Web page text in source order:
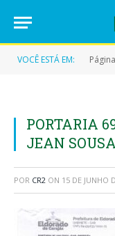
VOCÊ ESTÁ EM:
PORTARIA
JEAN SOUSA
POR CR2 ON 15 DE JUNHO